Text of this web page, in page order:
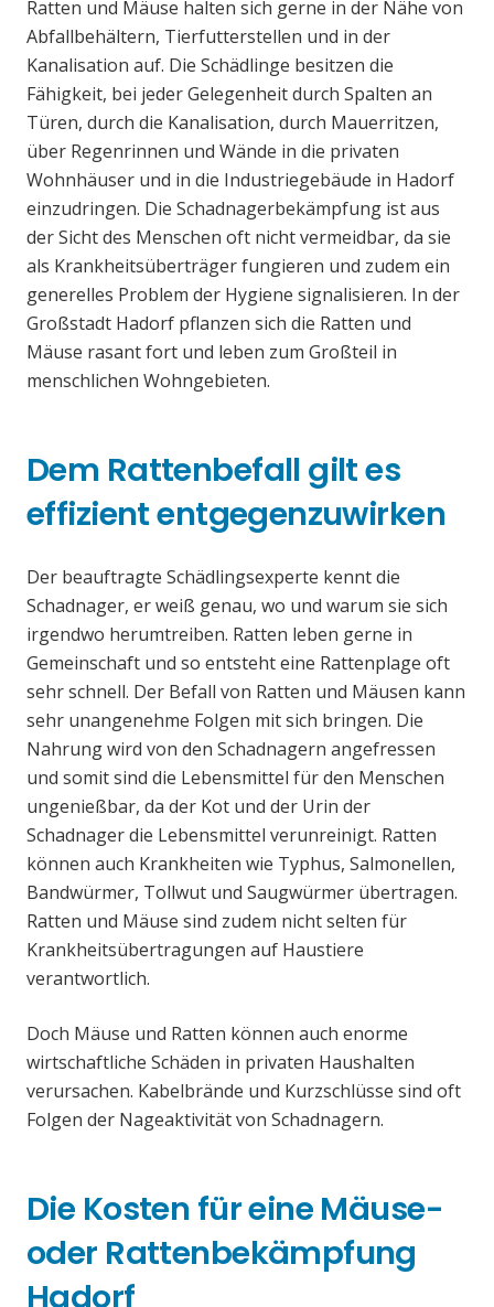
Ratten und Mäuse halten sich gerne in der Nähe von
Abfallbehältern, Tierfutterstellen und in der
Kanalisation auf. Die Schädlinge besitzen die
Fähigkeit, bei jeder Gelegenheit durch Spalten an
Türen, durch die Kanalisation, durch Mauerritzen,
über Regenrinnen und Wände in die privaten
Wohnhäuser und in die Industriegebäude in Hadorf
einzudringen. Die Schadnagerbekämpfung ist aus
der Sicht des Menschen oft nicht vermeidbar, da sie
als Krankheitsüberträger fungieren und zudem ein
generelles Problem der Hygiene signalisieren. In der
Großstadt Hadorf pflanzen sich die Ratten und
Mäuse rasant fort und leben zum Großteil in
menschlichen Wohngebieten.
Dem Rattenbefall gilt es
effizient entgegenzuwirken
Der beauftragte Schädlingsexperte kennt die
Schadnager, er weiß genau, wo und warum sie sich
irgendwo herumtreiben. Ratten leben gerne in
Gemeinschaft und so entsteht eine Rattenplage oft
sehr schnell. Der Befall von Ratten und Mäusen kann
sehr unangenehme Folgen mit sich bringen. Die
Nahrung wird von den Schadnagern angefressen
und somit sind die Lebensmittel für den Menschen
ungenießbar, da der Kot und der Urin der
Schadnager die Lebensmittel verunreinigt. Ratten
können auch Krankheiten wie Typhus, Salmonellen,
Bandwürmer, Tollwut und Saugwürmer übertragen.
Ratten und Mäuse sind zudem nicht selten für
Krankheitsübertragungen auf Haustiere
verantwortlich.
Doch Mäuse und Ratten können auch enorme
wirtschaftliche Schäden in privaten Haushalten
verursachen. Kabelbrände und Kurzschlüsse sind oft
Folgen der Nageaktivität von Schadnagern.
Die Kosten für eine Mäuse-
oder Rattenbekämpfung
Hadorf